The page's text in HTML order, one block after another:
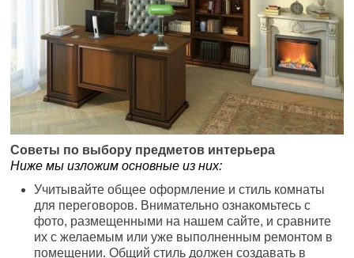
Советы по выбору предметов интерьера
Ниже мы изложим основные из них:
Учитывайте общее оформление и стиль комнаты
для переговоров. Внимательно ознакомьтесь с
фото, размещенными на нашем сайте, и сравните
их с желаемым или уже выполненным ремонтом в
помещении. Общий стиль должен создавать в